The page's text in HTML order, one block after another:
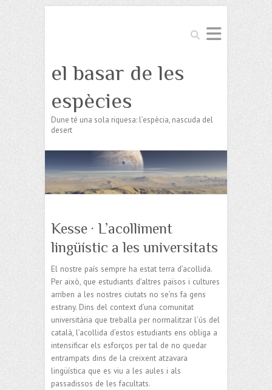
Search
el basar de les
espècies
Dune té una sola riquesa: l’espècia, nascuda del
desert
Kesse · L’acolliment
lingüístic a les universitats
El nostre país sempre ha estat terra d’acollida.
Per això, que estudiants d’altres països i cultures
arriben a les nostres ciutats no se’ns fa gens
estrany. Dins del context d’una comunitat
universitària que treballa per normalitzar l’ús del
català, l’acollida d’estos estudiants ens obliga a
intensificar els esforços per tal de no quedar
entrampats dins de la creixent atzavara
lingüística que es viu a les aules i als
passadissos de les facultats.